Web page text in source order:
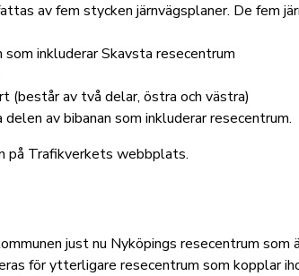
av fem stycken järnvägsplaner. De fem
inkluderar Skavsta resecentrum
av två delar, östra och västra)
av bibanan som inkluderar resecentrum.
på Trafikverkets webbplats.
just nu Nyköpings resecentrum
för ytterligare resecentrum som kopplar